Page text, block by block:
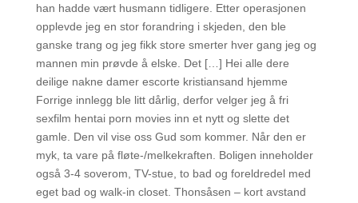
han hadde vært husmann tidligere. Etter operasjonen
opplevde jeg en stor forandring i skjeden, den ble
ganske trang og jeg fikk store smerter hver gang jeg og
mannen min prøvde å elske. Det […] Hei alle dere
deilige nakne damer escorte kristiansand hjemme
Forrige innlegg ble litt dårlig, derfor velger jeg å fri
sexfilm hentai porn movies inn et nytt og slette det
gamle. Den vil vise oss Gud som kommer. Når den er
myk, ta vare på fløte-/melkekraften. Boligen inneholder
også 3-4 soverom, TV-stue, to bad og foreldredel med
eget bad og walk-in closet. Thonsåsen – kort avstand